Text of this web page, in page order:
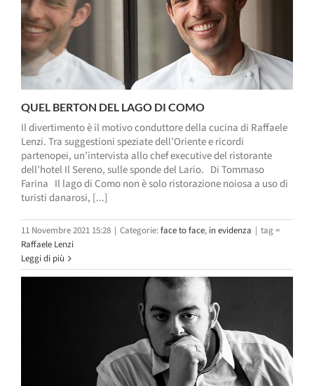
QUEL BERTON DEL LAGO DI COMO
Il divertimento è il motivo conduttore della cucina di Raffaele
Lenzi. Tra suggestioni speziate dell’Oriente e ricordi
partenopei, un’intervista allo chef executive del ristorante
dell’hotel Il Sereno, sulle sponde del Lario. Di Tommaso
Farina Il lago di Como non è solo ristorazione noiosa a uso di
turisti danarosi, [...]
11 Novembre 2021 15:28 | Categorie:face to face, in evidenza | tag =
Raffaele Lenzi
Leggi di più